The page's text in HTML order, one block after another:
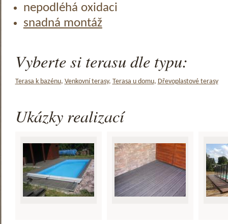
nepodléhá oxidaci
snadná montáž
Vyberte si terasu dle typu:
Terasa k bazénu, Venkovní terasy, Terasa u domu, Dřevoplastové terasy
Ukázky realizací